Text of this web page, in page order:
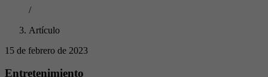
/
Artículo
15 de febrero de 2023
Entretenimiento